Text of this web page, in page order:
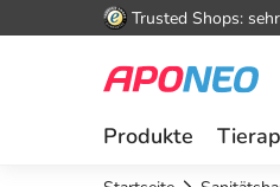
Trusted Shops:
Produkte